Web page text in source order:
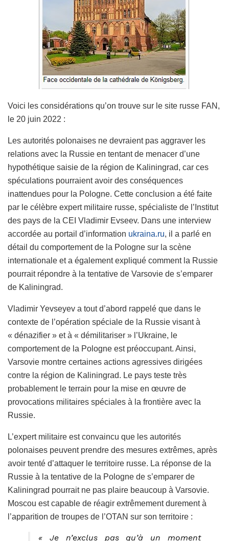
Voici les considérations qu’on trouve sur le site russe FAN,
le 20 juin 2022 :
Les autorités polonaises ne devraient pas aggraver les
relations avec la Russie en tentant de menacer d’une
hypothétique saisie de la région de Kaliningrad, car ces
spéculations pourraient avoir des conséquences
inattendues pour la Pologne. Cette conclusion a été faite
par le célèbre expert militaire russe, spécialiste de l’Institut
des pays de la CEI Vladimir Evseev. Dans une interview
accordée au portail d’information ukraina.ru, il a parlé en
détail du comportement de la Pologne sur la scène
internationale et a également expliqué comment la Russie
pourrait répondre à la tentative de Varsovie de s’emparer
de Kaliningrad.
Vladimir Yevseyev a tout d’abord rappelé que dans le
contexte de l’opération spéciale de la Russie visant à
« dénazifier » et à « démilitariser » l’Ukraine, le
comportement de la Pologne est préoccupant. Ainsi,
Varsovie montre certaines actions agressives dirigées
contre la région de Kaliningrad. Le pays teste très
probablement le terrain pour la mise en œuvre de
provocations militaires spéciales à la frontière avec la
Russie.
L’expert militaire est convaincu que les autorités
polonaises peuvent prendre des mesures extrêmes, après
avoir tenté d’attaquer le territoire russe. La réponse de la
Russie à la tentative de la Pologne de s’emparer de
Kaliningrad pourrait ne pas plaire beaucoup à Varsovie.
Moscou est capable de réagir extrêmement durement à
l’apparition de troupes de l’OTAN sur son territoire :
« Je n’exclus pas qu’à un moment